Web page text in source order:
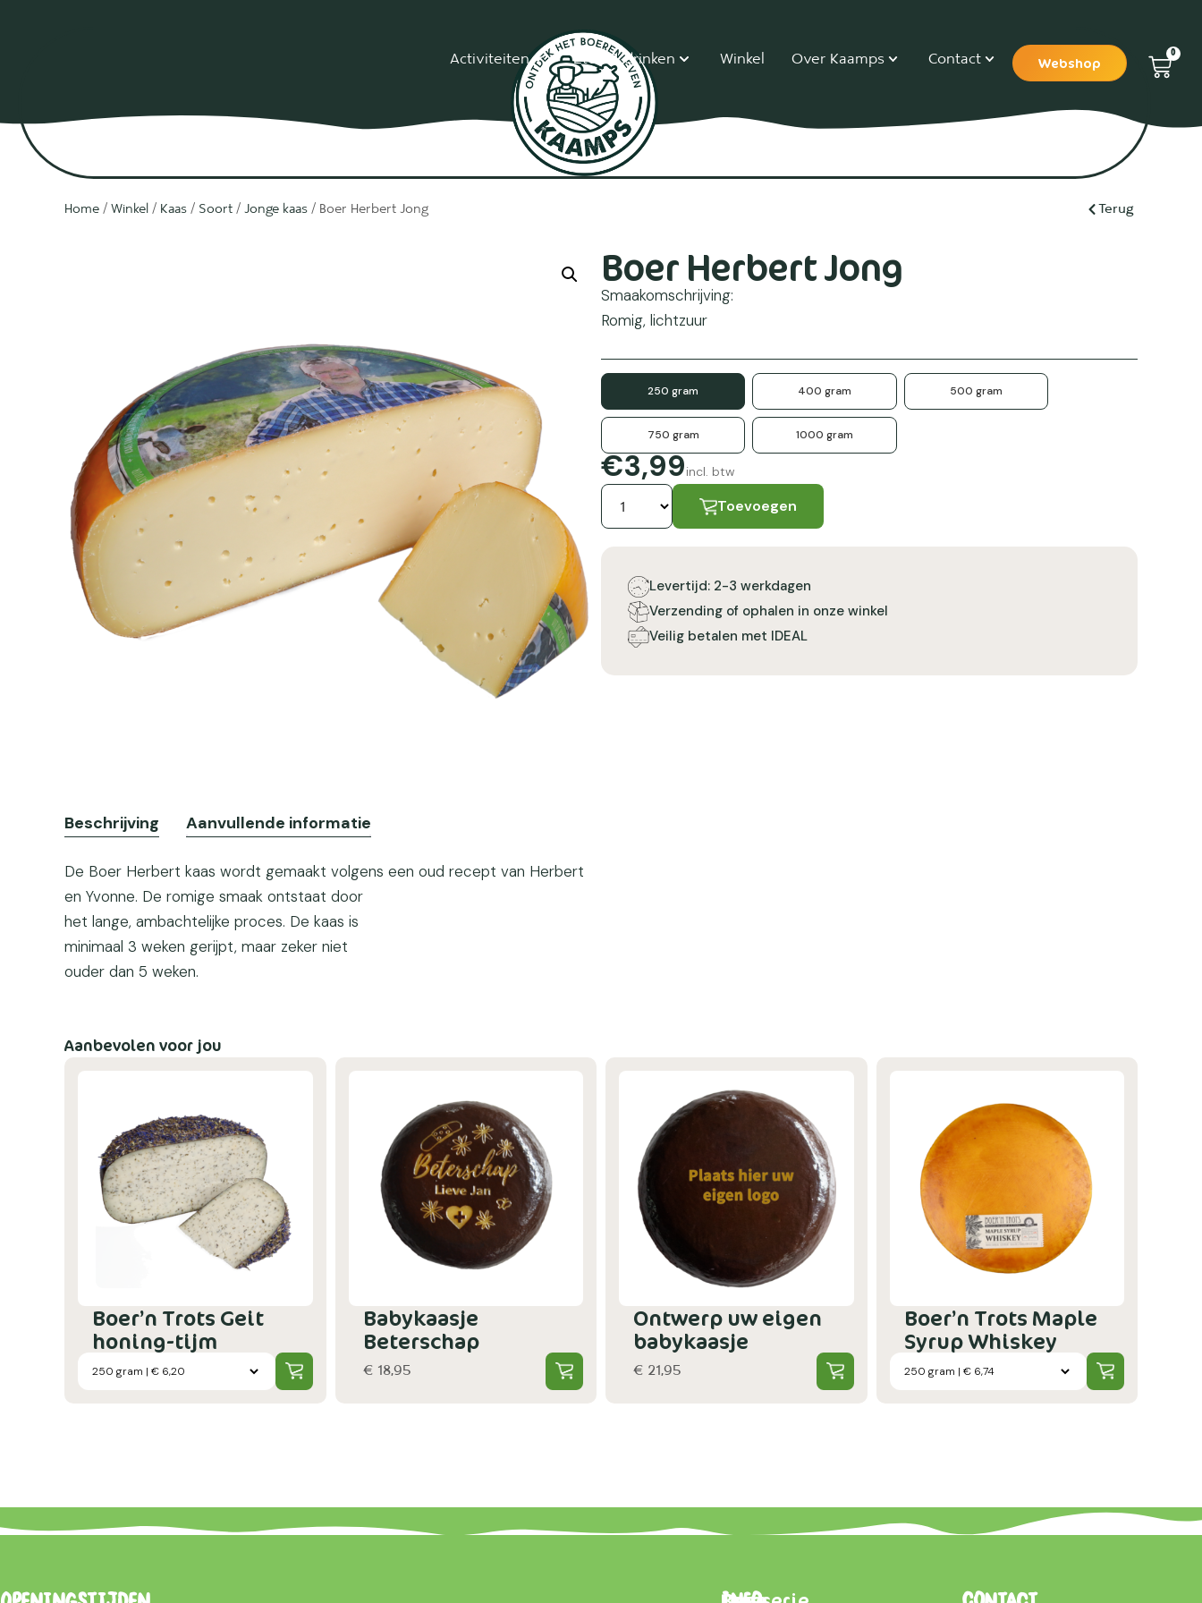
Activiteiten Eten & drinken Winkel Over Kaamps Contact Webshop
0
Home / Winkel / Kaas / Soort / Jonge kaas / Boer Herbert Jong Terug
Beschrijving Aanvullende informatie
De Boer Herbert kaas wordt gemaakt volgens een oud recept van Herbert
en Yvonne. De romige smaak ontstaat door
het lange, ambachtelijke proces. De kaas is
minimaal 3 weken gerijpt, maar zeker niet
ouder dan 5 weken.
Boer Herbert Jong
Smaakomschrijving:
Romig, lichtzuur
250 gram 400 gram 500 gram
750 gram 1000 gram
€3,99incl. btw
Toevoegen
Levertijd: 2-3 werkdagen
Verzending of ophalen in onze winkel
Veilig betalen met IDEAL
Aanbevolen voor jou
Boer’n Trots Geit
honing-tijm
Babykaasje
Beterschap
€ 18,95
Ontwerp uw eigen
babykaasje
€ 21,95
Boer’n Trots Maple
Syrup Whiskey